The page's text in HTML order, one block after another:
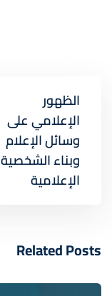
الظهور
الإعلامي على
وسائل الإعلام
وبناء الشخصية
الإعلامية
Related Posts